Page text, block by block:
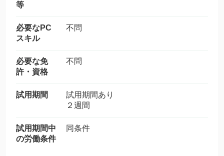
等
必要なPC
スキル
不問
必要な免
許・資格
不問
試用期間
試用期間あり
２週間
試用期間中
の労働条件
同条件